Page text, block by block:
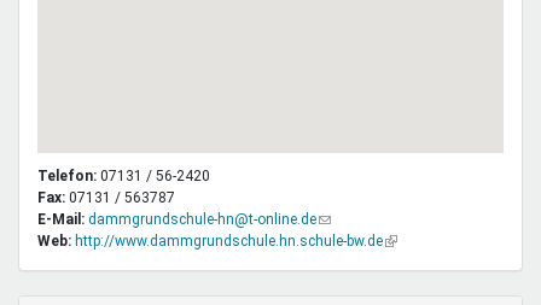
Telefon: 07131 / 56-2420
Fax: 07131 / 563787
E-Mail: dammgrundschule-hn@t-online.de(Link
sendet
Web: http://www.dammgrundschule.hn.schule-bw.de(Link